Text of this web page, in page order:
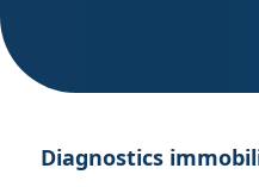
Diagnostics